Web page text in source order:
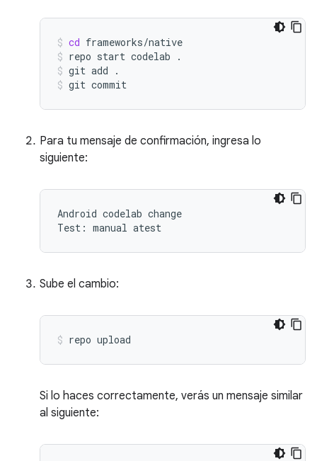
cd frameworks/native
repo start codelab
.
git add
.
git commit
Para tu mensaje de confirmación, ingresa lo
siguiente:
Android codelab change
Sube el cambio:
repo upload
Si lo haces correctamente, verás un mensaje similar
al siguiente: